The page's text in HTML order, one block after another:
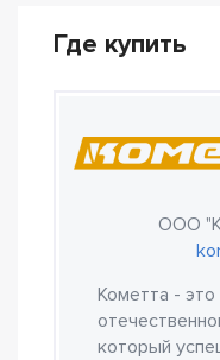
Где купить
ООО
Кометта -
который